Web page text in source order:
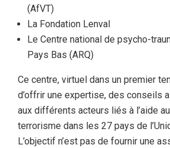
(AfVT)
La Fondation Lenval
Le Centre national de psycho-
Pays Bas (ARQ)
Ce centre, virtuel dans un premier
d’offrir une expertise, des conseils
aux différents acteurs liés à l’aide
terrorisme dans les 27 pays de
L’objectif n’est pas de fournir une